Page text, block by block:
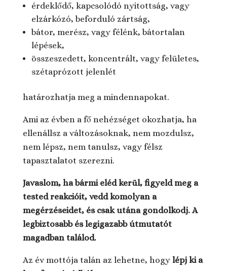
érdeklődő, kapcsolódó nyitottság, vagy
elzárkózó, beforduló zártság,
bátor, merész, vagy félénk, bátortalan
lépések,
összeszedett, koncentrált, vagy felületes,
szétaprózott jelenlét
határozhatja meg a mindennapokat.
Ami az évben a fő nehézséget okozhatja, ha
ellenállsz a változásoknak, nem mozdulsz,
nem lépsz, nem tanulsz, vagy félsz
tapasztalatot szerezni.
Javaslom, ha bármi eléd kerül, figyeld meg a
tested reakcióit, vedd komolyan a
megérzéseidet, és csak utána gondolkodj. A
legbiztosabb és legigazabb útmutatót
magadban találod.
Az év mottója talán az lehetne, hogy lépj ki a